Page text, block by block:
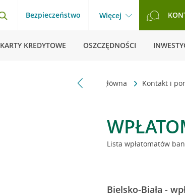
Bezpieczeństwo Więcej
KARTY KREDYTOWE OSZCZĘDNOŚCI
Strona główna Kontakt i
Lista wpłatomatów
Bielsko-Biała -